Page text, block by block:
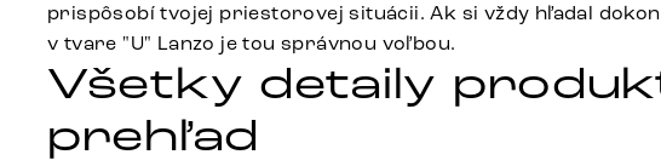
prispôsobí tvojej priestorovej situácii. Ak si vždy hľadal
v tvare "U" Lanzo je tou správnou voľbou.
Všetky detaily
prehľad